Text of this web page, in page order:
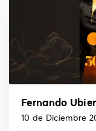
Fernando
10 de Diciembre